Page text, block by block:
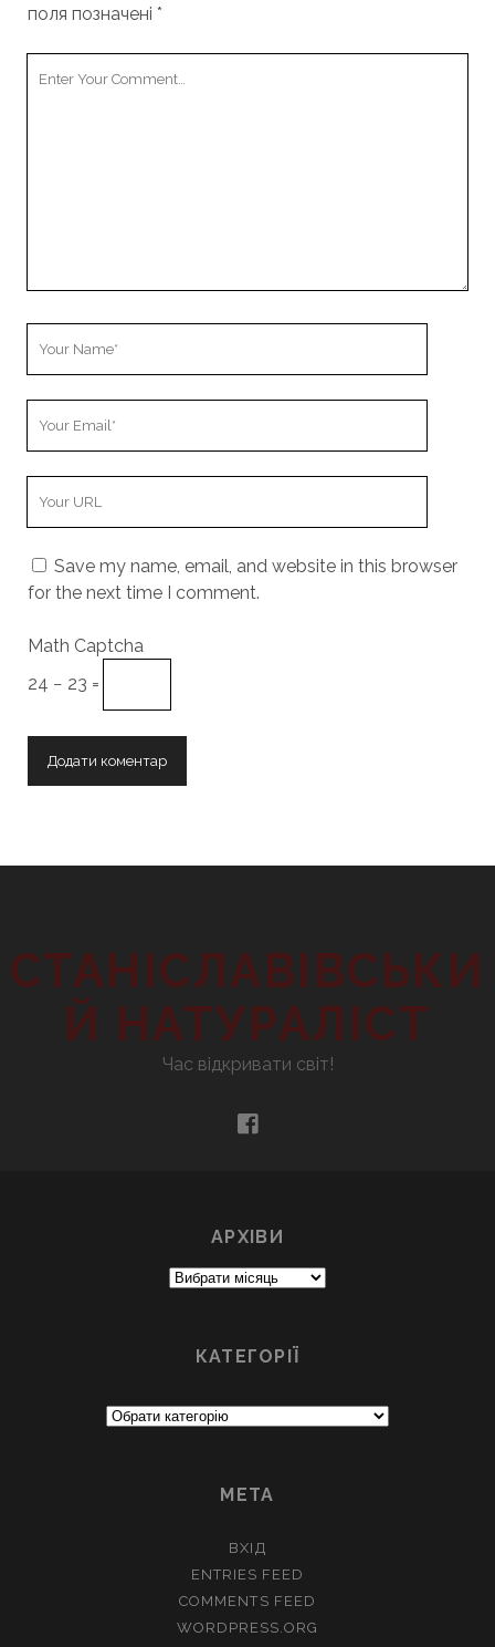
поля позначені *
Save my name, email, and website in this browser
for the next time I comment.
Math Captcha
24 − 23 =
СТАНІСЛАВІВСЬКИ
Й НАТУРАЛІСТ
Час відкривати світ!
facebook
АРХІВИ
Архіви
КАТЕГОРІЇ
МЕТА
ВХІД
ENTRIES FEED
COMMENTS FEED
WORDPRESS.ORG